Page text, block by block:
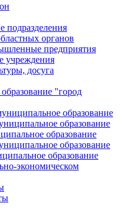
подразделения
органов
предприятия
учреждения
досуга
"город
образование
образование
образование
образование
образование
экономическом